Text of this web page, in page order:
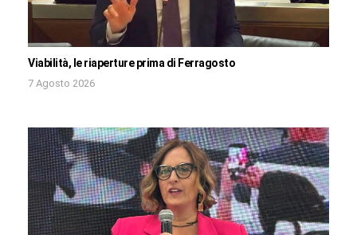
Viabilità, le riaperture prima di Ferragosto
7 Agosto 2026